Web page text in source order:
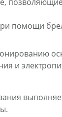
помощи
и